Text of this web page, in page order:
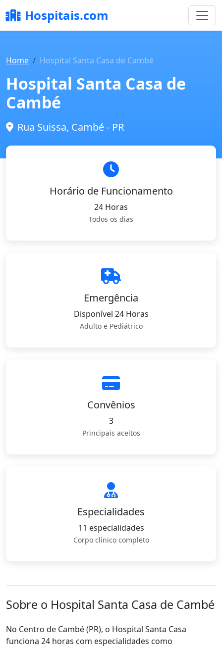
Hospitais.com
Home Hospital Santa Casa de Cambé
Hospital Santa Casa de
Cambé
Rua Suissa, Cambé - PR
Horário de Funcionamento
24 Horas
Todos os dias
Emergência
Disponível 24 Horas
Adulto e Pediátrico
Convênios
3
Principais aceitos
Especialidades
11 especialidades
Corpo clínico completo
Sobre o Hospital Santa Casa de Cambé
No Centro de Cambé (PR), o Hospital Santa Casa
funciona 24 horas com especialidades como